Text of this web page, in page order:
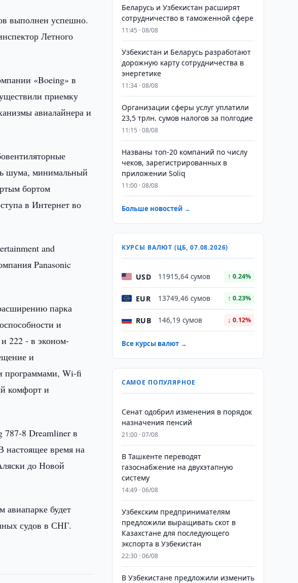
выполнен успешно.
Летного
«Boeing» в
приемку
авиалайнера и
шума, минимальный
бортом
в Интернет во
and
Panasonic
парка
и
и 222 - в эконом-
и
программами, Wi-fi
комфорт и
787-8 Dreamliner в
настоящее время на
до Новой
авиапарке будет
судов в СНГ.
Беларусь и Узбекистан расширят
сотрудничество в таможенной сфере
11:45 · 08/08
Узбекистан и Беларусь разработают
дорожную карту сотрудничества в
энергетике
11:34 · 08/08
Организации сферы услуг уплатили
23,5 трлн. сумов налогов за полгодие
11:15 · 08/08
Названы топ-20 компаний по числу
чеков, зарегистрированных в
приложении Soliq
11:00 · 08/08
Больше новостей →
КУРСЫ ВАЛЮТ (ЦБ, 07.08.2026)
USD 11915,64 сумов ↑ 0.24%
EUR 13749,46 сумов ↑ 0.23%
RUB 146,19 сумов ↓ 0.12%
Все курсы валют →
САМОЕ ПОПУЛЯРНОЕ
Сенат одобрил изменения в порядок
назначения пенсий
21:00 · 07/08
В Ташкенте переводят
газоснабжение на двухэтапную
систему
14:49 · 06/08
Узбекским предпринимателям
предложили выращивать скот в
Казахстане для последующего
экспорта в Узбекистан
22:30 · 06/08
В Узбекистане предложили изменить